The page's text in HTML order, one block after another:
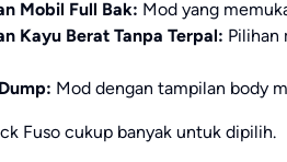
Mobil Full Bak: Mod yang
Kayu Berat Tanpa Terpal: Pilihan
Mod dengan tampilan body
Fuso cukup banyak untuk dipilih.